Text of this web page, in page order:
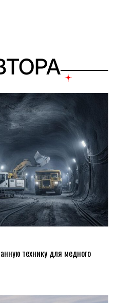
технику для медного